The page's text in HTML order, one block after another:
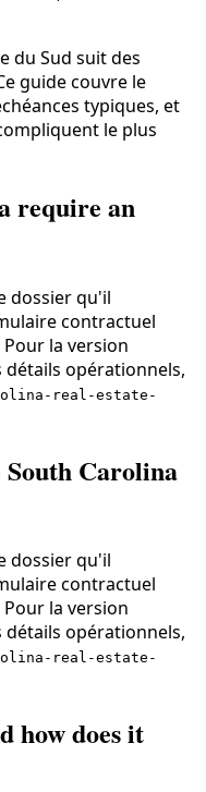
du Sud suit des
guide couvre le
typiques, et
le plus
require an
dossier qu'il
contractuel
la version
détails opérationnels,
real-estate-
Carolina
dossier qu'il
contractuel
la version
détails opérationnels,
real-estate-
how does it